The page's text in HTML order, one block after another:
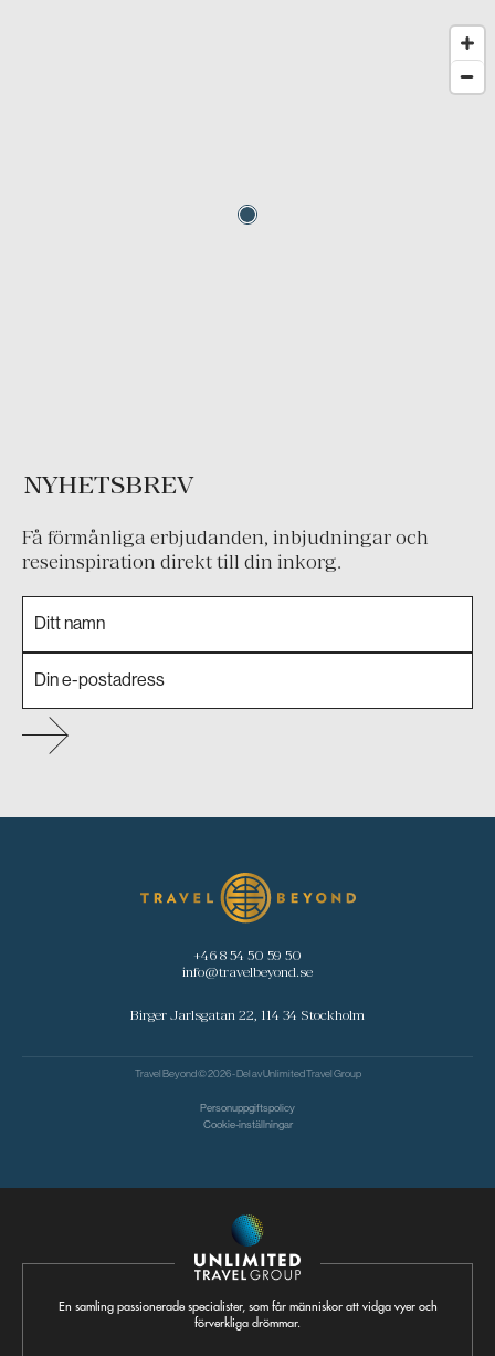
NYHETSBREV
Få förmånliga erbjudanden, inbjudningar och
reseinspiration direkt till din inkorg.
+46 8 54 50 59 50
info@travelbeyond.se
Birger Jarlsgatan 22, 114 34 Stockholm
Travel Beyond © 2026 - Del avUnlimited Travel Group
Personuppgiftspolicy
Cookie-inställningar
En samling passionerade specialister, som får människor att vidga vyer och
förverkliga drömmar.